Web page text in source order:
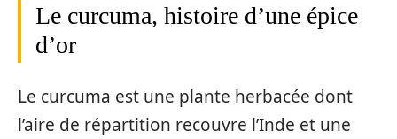
Le curcuma, histoire d’une épice
d’or
Le curcuma est une plante herbacée dont
l’aire de répartition recouvre l’Inde et une